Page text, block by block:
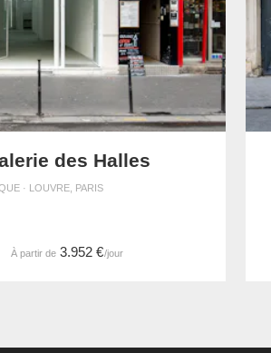
des Halles
· LOUVRE, PARIS
À partir de3.952 €/jour